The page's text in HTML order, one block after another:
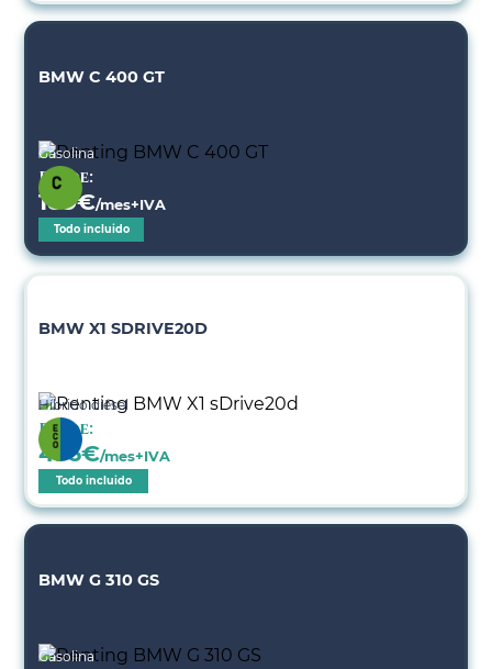
BMW C 400 GT
Gasolina
Desde:
189€/mes+IVA
Todo incluido
BMW X1 SDRIVE20D
Híbrido diésel
Desde:
476€/mes+IVA
Todo incluido
BMW G 310 GS
Gasolina